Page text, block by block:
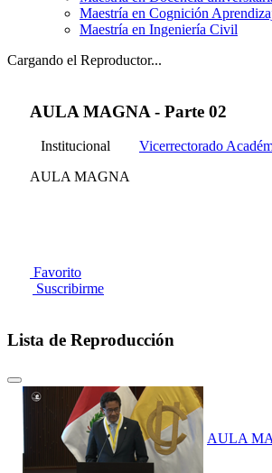
Maestría en Cognición
Maestría en Ingeniería Civil
Cargando el Reproductor...
AULA MAGNA - Parte 02
Institucional
Vicerrectorado
AULA MAGNA
Favorito
Suscribirme
Lista de Reproducción
AULA